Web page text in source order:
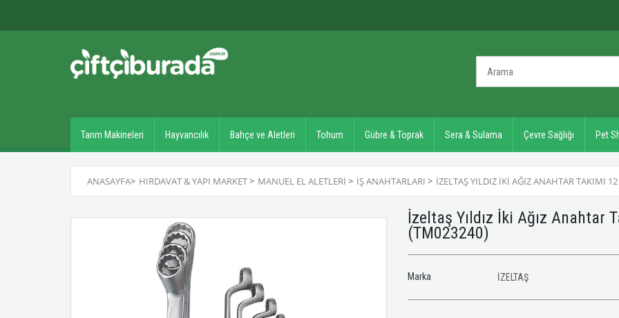
Tarım Makineleri Hayvancılık Bahçe ve Aletleri Tohum Gübre & Toprak Sera & Sulama Çevre Sağlığı Pet
ANASAYFA> HIRDAVAT & YAPI MARKET> MANUEL EL ALETLERI > İŞ ANAHTARLARI > İZELTAŞ YILDIZ İKI AĞIZ ANAHTAR TAKIMI
İzeltaş Yıldız İki Ağız Anahtar
(TM023240)
Marka İZELTAŞ